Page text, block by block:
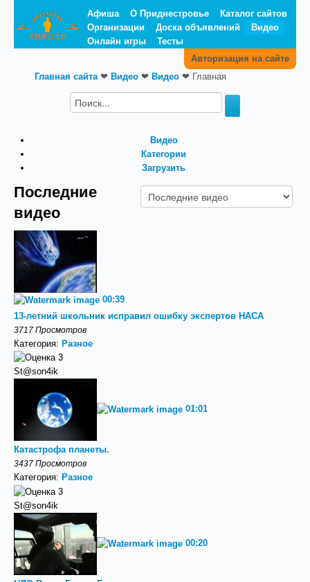
Афиша О Приднестровье
Каталог сайтов
Организации
Доска объявлений
Видео
Онлайн игры
Тесты
Авторизация на сайте
Главная сайта❤ Видео ❤ Видео ❤ Главная
Видео
Категории
Загрузить
Последние
видео
00:39
13-летний школьник исправил ошибку экспертов НАСА
3717 Просмотров
Категория: Разное
St@son4ik
01:01
Катастрофа планеты.
3437 Просмотров
Категория: Разное
St@son4ik
00:20